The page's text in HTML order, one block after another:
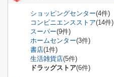
ショッピングセンター(4件)
コンビニエンスストア(14件)
スーパー(9件)
ホームセンター(3件)
書店(1件)
生活雑貨店(5件)
ドラッグストア(6件)